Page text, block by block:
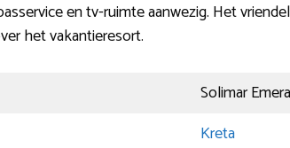
en tv-ruimte aanwezig. Het
het vakantieresort.
Solimar
Kreta